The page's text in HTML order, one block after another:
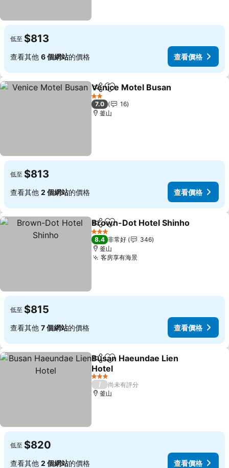
低至 $813
查看其他 6 個網站的價格 查看價格
分享 加入我的最愛
Venice Motel Busan
2 星級
7.0
16
釜山
低至 $813
查看其他 2 個網站的價格 查看價格
分享 加入我的最愛
Brown-Dot Hotel Shinho
3 星級
8.4 非常好
346
釜山
客房享有海景查看價格
低至 $815
查看其他 7 個網站的價格 查看價格
分享 加入我的最愛
Busan Haeundae Lien
Hotel
查看價格
3 星級
/
尚未有評分
釜山
低至 $820
查看其他 2 個網站的價格 查看價格